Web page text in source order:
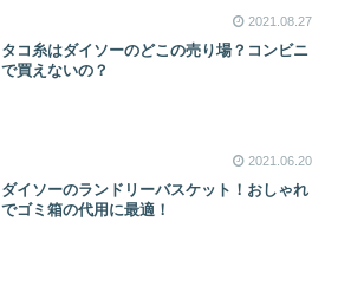
2021.08.27
タコ糸はダイソーのどこの売り場？コンビニ
で買えないの？
2021.06.20
ダイソーのランドリーバスケット！おしゃれ
でゴミ箱の代用に最適！